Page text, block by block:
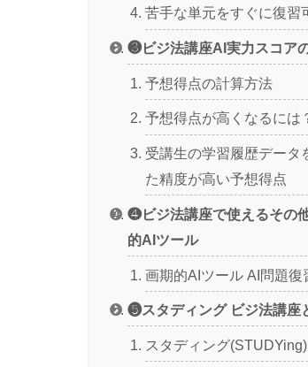
苦手な単元をすぐに復習
❸ビジ法講座AI実力スコア
予想得点の計算方法
予想得点が高くなるには
受講生の学習履歴データ
た精度が高い予想得点
❹ビジ法講座で使えるその
的AIツール
画期的AIツール AI問題復
❺スタディング ビジ法講座
スタディング